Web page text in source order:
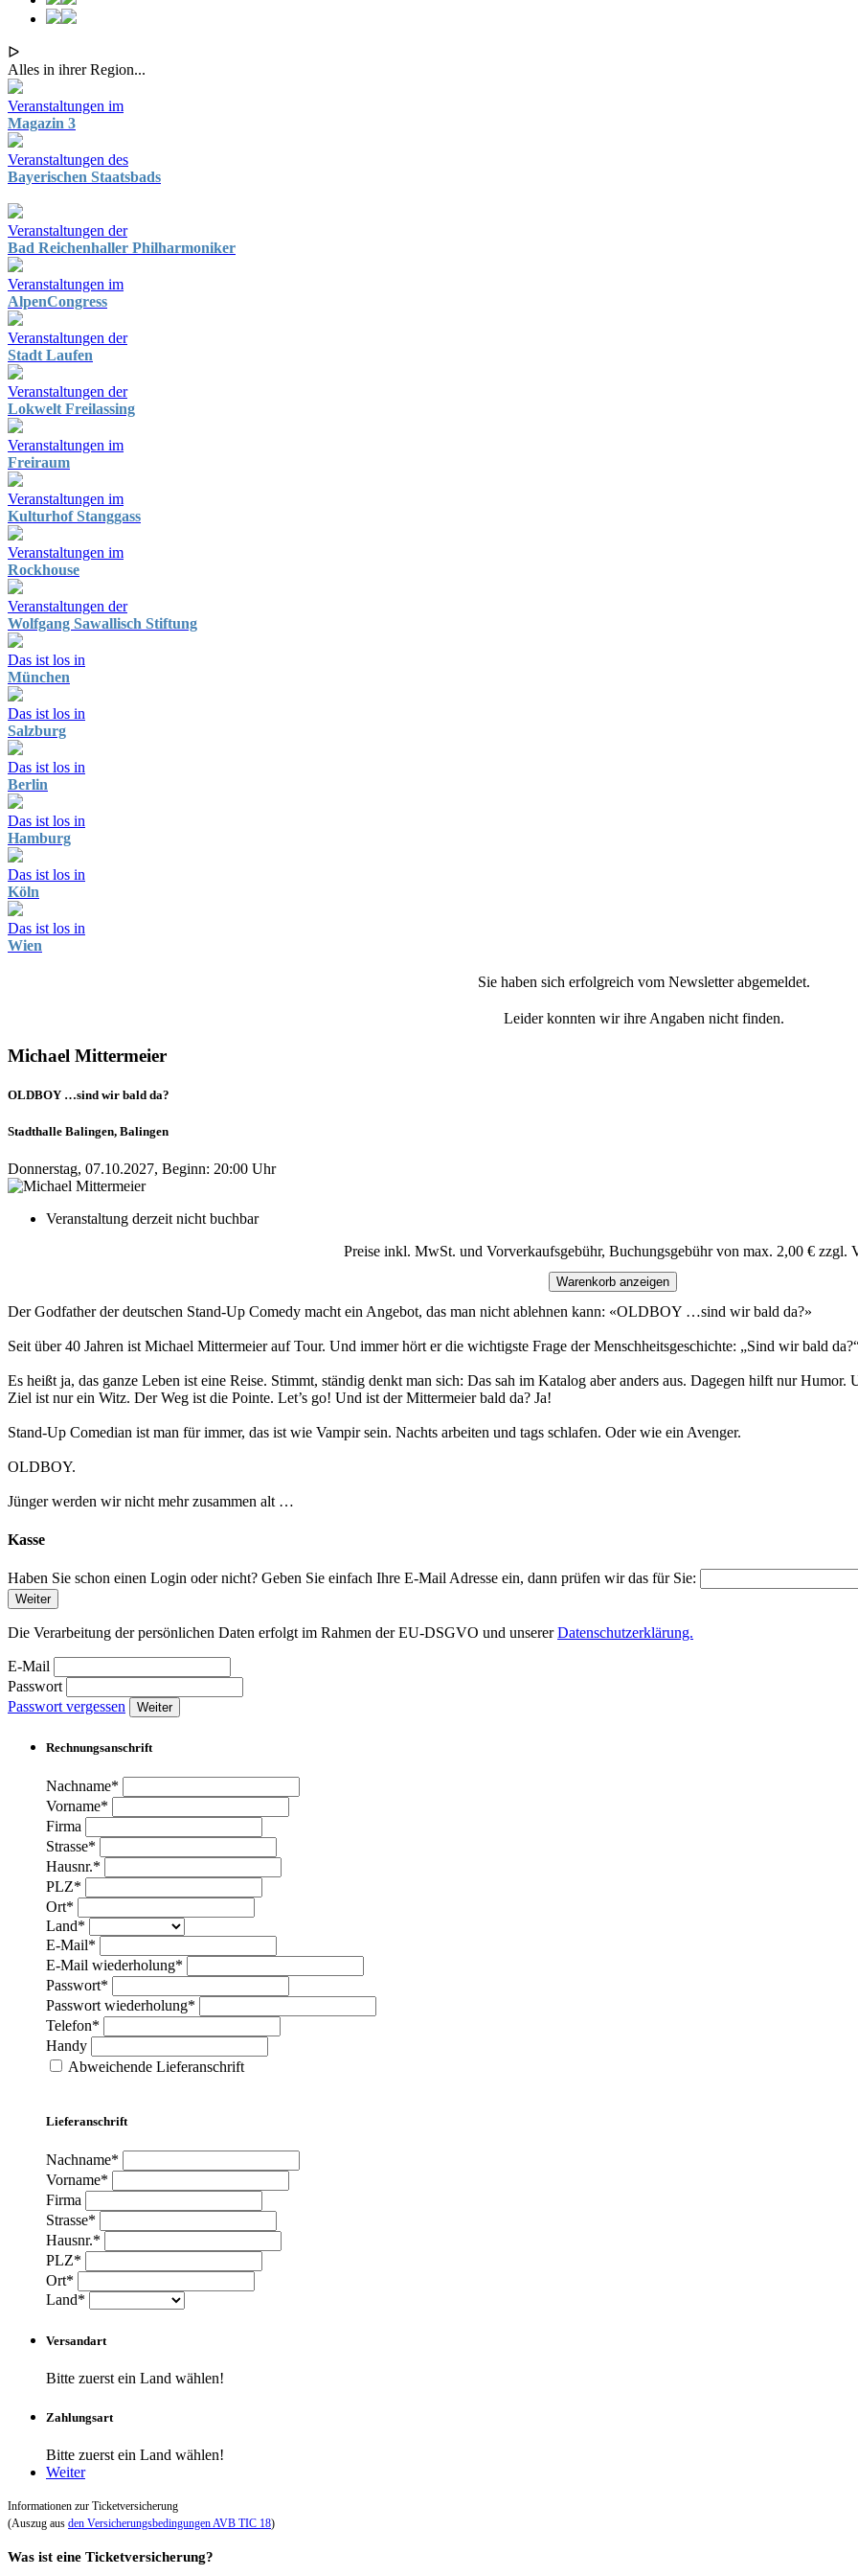
ᐅ
Alles in ihrer Region...
Veranstaltungen im
Magazin 3
Veranstaltungen des
Bayerischen Staatsbads
Veranstaltungen der
Bad Reichenhaller Philharmoniker
Veranstaltungen im
AlpenCongress
Veranstaltungen der
Stadt Laufen
Veranstaltungen der
Lokwelt Freilassing
Veranstaltungen im
Freiraum
Veranstaltungen im
Kulturhof Stanggass
Veranstaltungen im
Rockhouse
Veranstaltungen der
Wolfgang Sawallisch Stiftung
Das ist los in
München
Das ist los in
Salzburg
Das ist los in
Berlin
Das ist los in
Hamburg
Das ist los in
Köln
Das ist los in
Wien
Sie haben sich erfolgreich vom Newsletter abgemeldet.
Leider konnten wir ihre Angaben nicht finden.
Michael Mittermeier
OLDBOY …sind wir bald da?
Stadthalle Balingen, Balingen
Donnerstag, 07.10.2027, Beginn: 20:00 Uhr
Veranstaltung derzeit nicht buchbar
Preise inkl. MwSt. und Vorverkaufsgebühr, Buchungsgebühr von max. 2,00 € zzgl.
Warenkorb anzeigen
Der Godfather der deutschen Stand-Up Comedy macht ein Angebot, das man nicht ablehnen kann: «OLDBOY …sind wir bald da?»
Seit über 40 Jahren ist Michael Mittermeier auf Tour. Und immer hört er die wichtigste Frage der Menschheitsgeschichte: „Sind wir bald
Es heißt ja, das ganze Leben ist eine Reise. Stimmt, ständig denkt man sich: Das sah im Katalog aber anders aus. Dagegen hilft nur
Ziel ist nur ein Witz. Der Weg ist die Pointe. Let’s go! Und ist der Mittermeier bald da? Ja!
Stand-Up Comedian ist man für immer, das ist wie Vampir sein. Nachts arbeiten und tags schlafen. Oder wie ein Avenger.
OLDBOY.
Jünger werden wir nicht mehr zusammen alt …
Kasse
Haben Sie schon einen Login oder nicht? Geben Sie einfach Ihre E-Mail Adresse ein, dann prüfen wir das für Sie:
Weiter
Die Verarbeitung der persönlichen Daten erfolgt im Rahmen der EU-DSGVO und unsererDatenschutzerklärung.
E-Mail
Passwort
Passwort vergessen
Weiter
Rechnungsanschrift
Nachname*
Vorname*
Firma
Strasse*
Hausnr.*
PLZ*
Ort*
Land*
E-Mail*
E-Mail wiederholung*
Passwort*
Passwort wiederholung*
Telefon*
Handy
Abweichende Lieferanschrift
Lieferanschrift
Nachname*
Vorname*
Firma
Strasse*
Hausnr.*
PLZ*
Ort*
Land*
Versandart
Bitte zuerst ein Land wählen!
Zahlungsart
Bitte zuerst ein Land wählen!
Weiter
Informationen zur Ticketversicherung
(Auszug aus den Versicherungsbedingungen AVB TIC 18)
Was ist eine Ticketversicherung?